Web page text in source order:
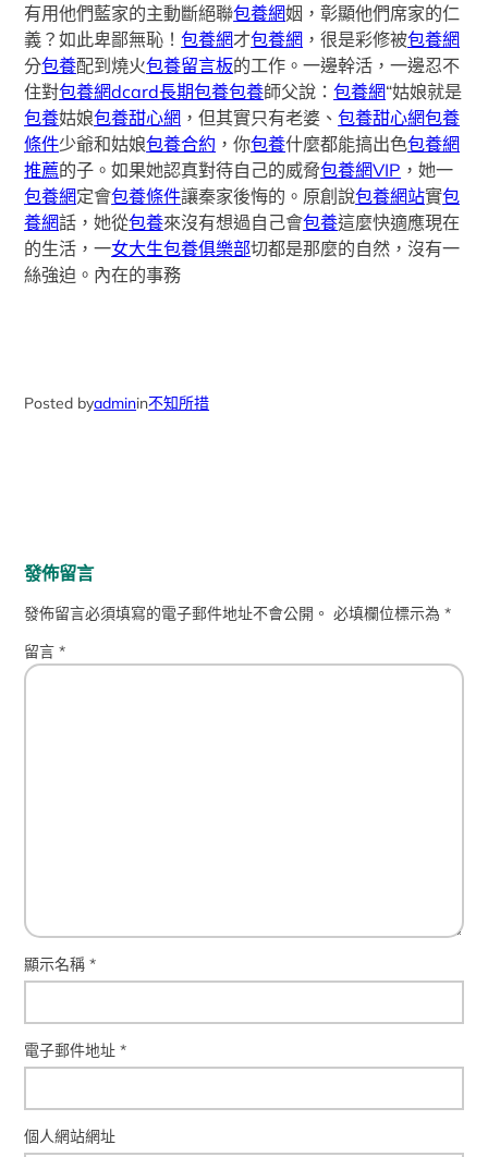
有用他們藍家的主動斷絕聯包養網姻，彰顯他們席家的仁
義？如此卑鄙無恥！包養網才包養網 ，很是彩修被包養網
分包養配到燒火包養留言板的工作。一邊幹活，一邊忍不
住對包養網dcard長期包養包養師父說：包養網“姑娘就是
包養姑娘包養甜心網 ，但其實只有老婆、包養甜心網包養
條件少爺和姑娘包養合約 ，你包養什麼都能搞出色包養網
推薦的子。如果她認真對待自己的威脅包養網VIP ，她一
包養網定會包養條件讓秦家後悔的。原創說包養網站實包
養網話，她從包養來沒有想過自己會包養這麼快適應現在
的生活，一女大生包養俱樂部切都是那麼的自然，沒有一
絲強迫。內在的事務
Posted byadminin不知所措
發佈留言
發佈留言必須填寫的電子郵件地址不會公開。 必填欄位標示為*
留言*
顯示名稱*
電子郵件地址*
個人網站網址